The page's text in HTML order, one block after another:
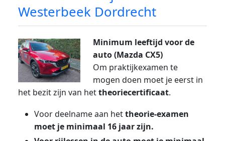
Westerbeek Dordrecht
Minimum leeftijd voor de
auto (Mazda CX5)
Om praktijkexamen te
mogen doen moet je eerst in
het bezit zijn van hettheoriecertificaat.
Voor deelname aan hettheorie-examen
moet je minimaal 16 jaar zijn.